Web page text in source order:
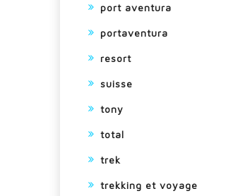
port aventura
portaventura
resort
suisse
tony
total
trek
trekking et voyage